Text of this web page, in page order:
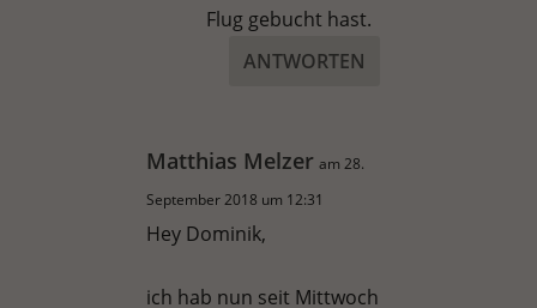
Flug gebucht hast.
ANTWORTEN
Matthias Melzer am 28.
September 2018 um 12:31
Hey Dominik,
ich hab nun seit Mittwoch